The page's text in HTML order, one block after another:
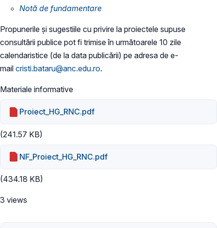
Notă de fundamentare
Propunerile și sugestiile cu privire la proiectele supuse
consultării publice pot fi trimise în următoarele 10 zile
calendaristice (de la data publicării) pe adresa de e-
mail cristi.bataru@anc.edu.ro.
Materiale informative
Proiect_HG_RNC.pdf
(241.57 KB)
NF_Proiect_HG_RNC.pdf
(434.18 KB)
3 views